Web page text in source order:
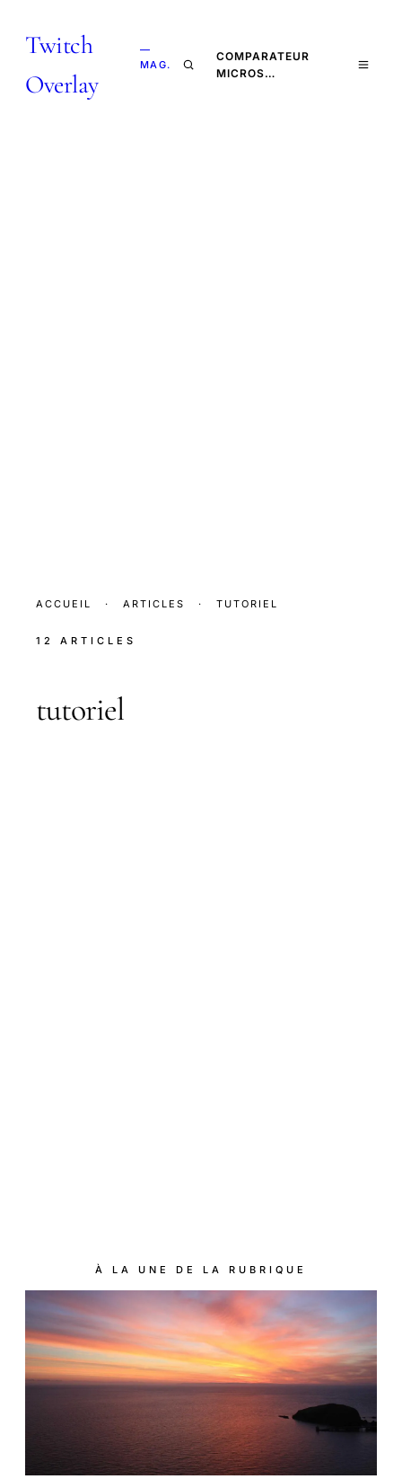
Twitch
Overlay
—
MAG.
COMPARATEUR
MICROS…
ACCUEIL · ARTICLES · TUTORIEL
12 ARTICLES
tutoriel
À LA UNE DE LA RUBRIQUE